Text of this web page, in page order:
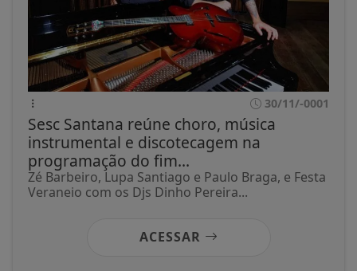
30/11/-0001
Sesc Santana reúne choro, música
instrumental e discotecagem na
programação do fim...
Zé Barbeiro, Lupa Santiago e Paulo Braga, e Festa
Veraneio com os Djs Dinho Pereira...
ACESSAR